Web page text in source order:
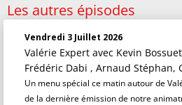
Les autres épisodes
Vendredi 3 Juillet 2026
Valérie Expert avec Kevin
Frédéric Dabi , Arnaud Stéphan,
Un menu spécial ce matin autour de
de la dernière émission de notre